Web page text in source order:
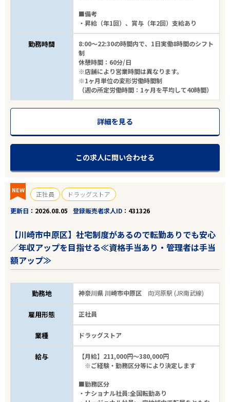
■備考
・昇給（年1回）、賞与（年2回）支給あり
勤務時間
8:00～22:30の時間内で、1日実働8時間のシフト
制
休憩時間：60分/日
※店舗により営業時間は異なります。
※1ヶ月単位の変形労働時間制
（週の所定労働時間：1ヶ月を平均して40時間）
詳細を見る
この求人に問い合わせる
NEW 正社員
ドラッグストア
更新日
2026.08.05 登録販売者求人ID 431326
【川崎市中原区】社宅制度があるので転勤ありでも安心
／年収アップを目指せる≪資格手当あり・管理者は手当
額アップ≫
勤務地 神奈川県 川崎市中原区 向河原駅 (JR南武線)
雇用形態 正社員
業種 ドラッグストア
給与
【月給】211,000円～380,000円
※ご経験・勤務区分等により決定します
■勤務区分
・ナショナル社員:全国転勤あり